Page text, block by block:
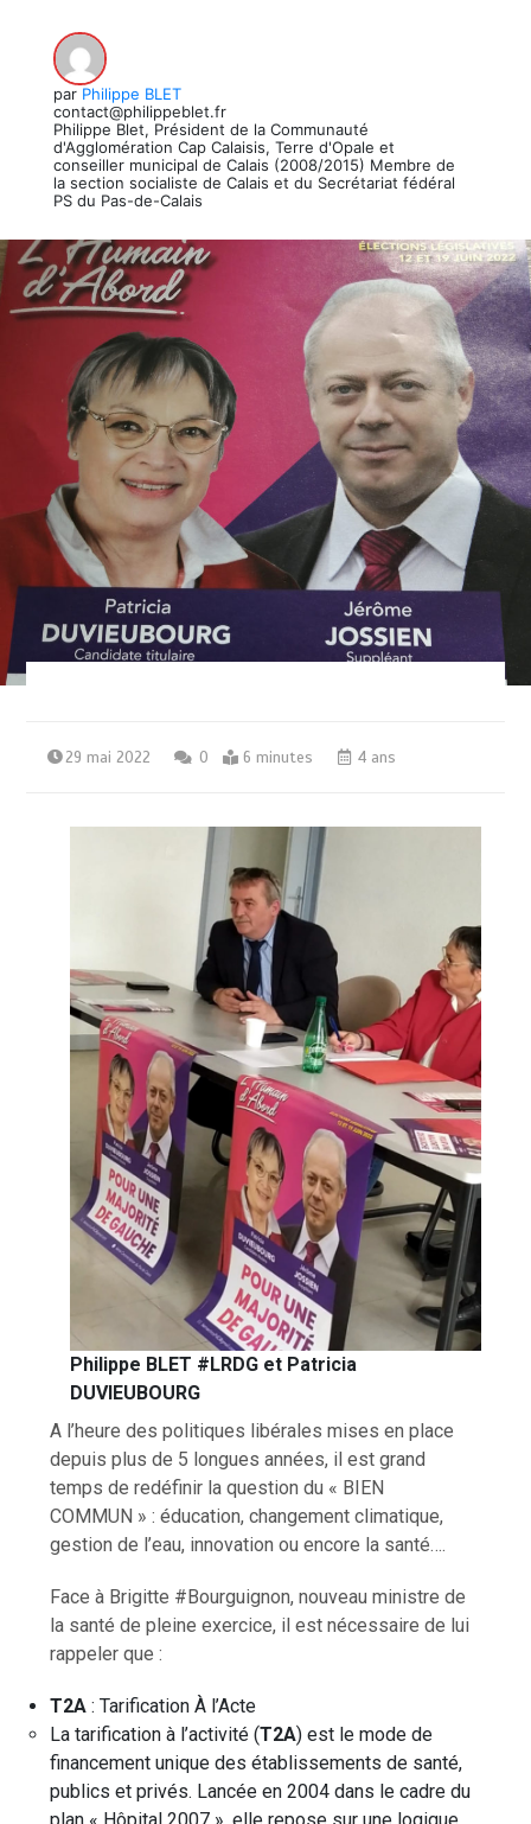
par Philippe BLET
contact@philippeblet.fr
Philippe Blet, Président de la Communauté
d'Agglomération Cap Calaisis, Terre d'Opale et
conseiller municipal de Calais (2008/2015) Membre de
la section socialiste de Calais et du Secrétariat fédéral
PS du Pas-de-Calais
29 mai 2022 0 6 minutes 4 ans
Philippe BLET #LRDG et Patricia
DUVIEUBOURG
A l’heure des politiques libérales mises en place
depuis plus de 5 longues années, il est grand
temps de redéfinir la question du « BIEN
COMMUN » : éducation, changement climatique,
gestion de l’eau, innovation ou encore la santé….
Face à Brigitte #Bourguignon, nouveau ministre de
la santé de pleine exercice, il est nécessaire de lui
rappeler que :
T2A : Tarification À l’Acte
La tarification à l’activité (T2A) est le mode de
financement unique des établissements de santé,
publics et privés. Lancée en 2004 dans le cadre du